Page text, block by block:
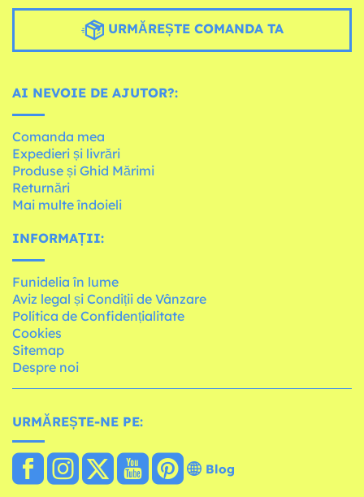
URMĂREȘTE COMANDA TA
AI NEVOIE DE AJUTOR?:
Comanda mea
Expedieri și livrări
Produse și Ghid Mărimi
Returnări
Mai multe îndoieli
INFORMAȚII:
Funidelia în lume
Aviz legal și Condiții de Vânzare
Política de Confidențialitate
Cookies
Sitemap
Despre noi
URMĂREȘTE-NE PE:
Blog